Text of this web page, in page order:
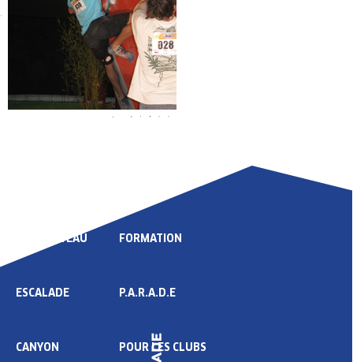
HAUT NIVEAU
ESCALADE
CANYON
FORMATION
P.A.R.A.D.E
POUR LES CLUBS